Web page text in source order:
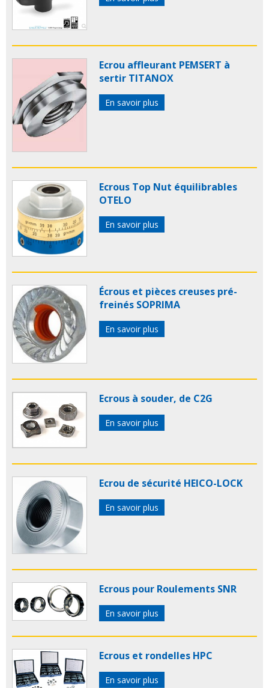
Ecrou affleurant PEMSERT à
sertir TITANOX
En savoir plus
Ecrous Top Nut équilibrables
OTELO
En savoir plus
Écrous et pièces creuses pré-
freinés SOPRIMA
En savoir plus
Ecrous à souder, de C2G
En savoir plus
Ecrou de sécurité HEICO-LOCK
En savoir plus
Ecrous pour Roulements SNR
En savoir plus
Ecrous et rondelles HPC
En savoir plus